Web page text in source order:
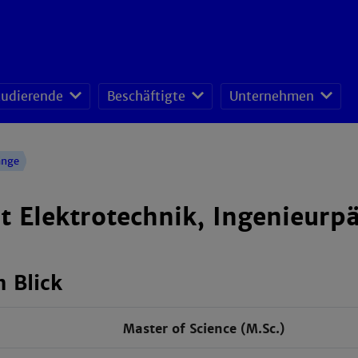
Beschäftigte Unternehmen
Elektrotechnik,
Blick
Master of Science (M.Sc.)